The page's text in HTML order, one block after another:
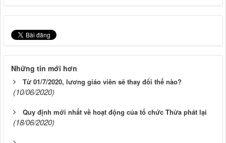
Những tin mới hơn
Từ 01/7/2020, lương giáo viên sẽ thay đổi thế nào?
(10/06/2020)
Quy định mới nhất về hoạt động của tổ chức Thừa phát lại
(18/06/2020)